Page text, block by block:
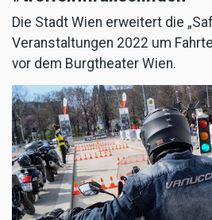
Die Stadt Wien erweitert die
Veranstaltungen 2022 um
vor dem Burgtheater Wien.